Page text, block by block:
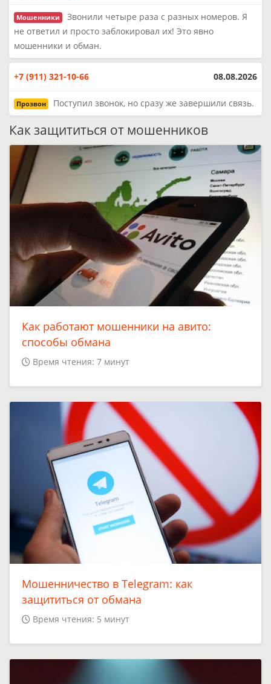
Мошенники
Звонили четыре раза с разных номеров. Я
не ответил и просто заблокировал их! Это явно
мошенники и обман.
+7 (911) 321-10-66 08.08.2026
Прозвон Поступил звонок, но сразу же завершили связь.
Как защититься от мошенников
Как работают мошенники на авито:
способы обмана
Время чтения: 7 минут
Мошенничество в Telegram: как
защититься от обмана
Время чтения: 5 минут